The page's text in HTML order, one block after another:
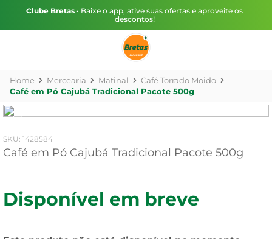
Clube Bretas • Baixe o app, ative suas ofertas e aproveite os
descontos!
Mercearia Matinal
Café Torrado Moido
Café em Pó Cajubá Tradicional Pacote 500g
: 1428584
Café em Pó Cajubá Tradicional Pacote 500g
Disponível em breve